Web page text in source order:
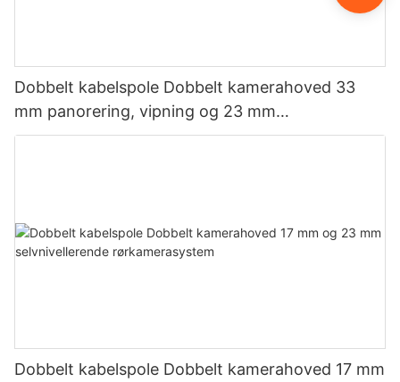
Dobbelt kabelspole Dobbelt kamerahoved 33
mm panorering, vipning og 23 mm
selvnivellerende rørkamerasystem
Dobbelt kabelspole Dobbelt kamerahoved 17 mm